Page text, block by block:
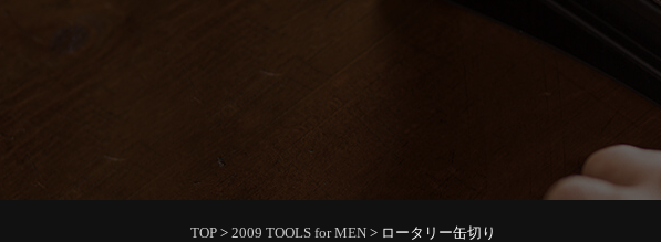
TOP > 2009 TOOLS for MEN > ロータリー缶切り